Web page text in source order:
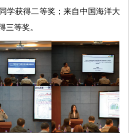
学获得二等奖；来自中国海洋大
三等奖。